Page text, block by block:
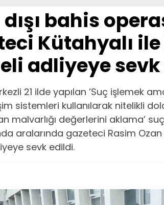
bahis
Kütahyalı
adliyeye
21 ilde yapılan ’Suç işlemek
sistemleri kullanılarak nitelikli
malvarlığı değerlerini aklama’
aralarında gazeteci Rasim Ozan
sevk edildi.